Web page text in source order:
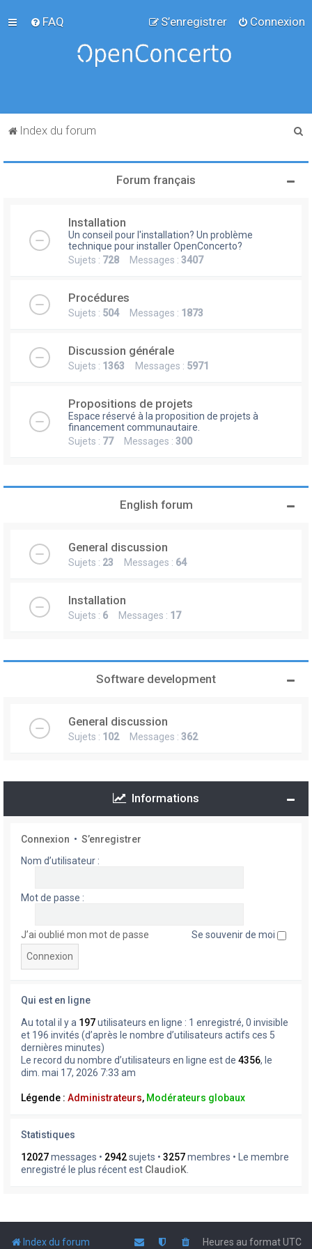
FAQ Connexion
S’enregistrer
Index du forum
Forum français
Installation
Un conseil pour l'installation? Un problème
technique pour installer OpenConcerto?
Sujets : 728 Messages : 3407
Procédures
Sujets : 504Messages : 1873
Discussion générale
Sujets : 1363 Messages : 5971
Propositions de projets
Espace réservé à la proposition de projets à
financement communautaire.
Sujets : 77Messages : 300
English forum
General discussion
Sujets : 23 Messages : 64
Installation
Sujets : 6 Messages : 17
Software development
General discussion
Sujets : 102Messages : 362
Informations
Connexion • S’enregistrer
Nom d’utilisateur :
Mot de passe :
J’ai oublié mon mot de passe Se souvenir de moi
Qui est en ligne
Au total il y a 197utilisateurs en ligne : 1 enregistré, 0 invisible
et 196 invités (d’après le nombre d’utilisateurs actifs ces 5
dernières minutes)
Le record du nombre d’utilisateurs en ligne est de 4356, le
dim. mai 17, 2026 7:33 am
Légende : Administrateurs, Modérateurs globaux
Statistiques
12027messages • 2942sujets • 3257membres • Le membre
enregistré le plus récent est ClaudioK
Index du forum Heures au formatUTC